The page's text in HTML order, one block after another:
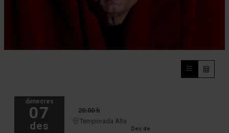
dimecres
07
des
20:00 h
Temporada Alta
Des de